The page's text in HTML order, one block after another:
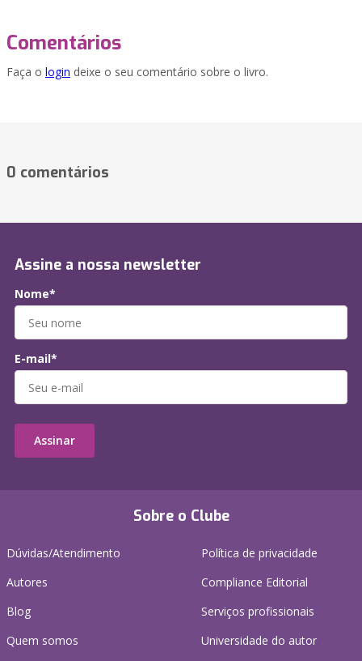
Comentários
Faça o login deixe o seu comentário sobre o livro.
0 comentários
Sobre o Clube
Dúvidas/Atendimento
Autores
Blog
Quem somos
Política de privacidade
Compliance Editorial
Serviços profissionais
Universidade do autor
Assine a nossa newsletter
Nome*
E-mail*
Assinar